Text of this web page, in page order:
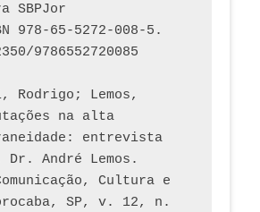
SBPJor
978-65-5272-008-5.
9786552720085
Rodrigo; Lemos,
na alta
entrevista
Dr. André Lemos.
Cultura e
SP, v. 12, n.